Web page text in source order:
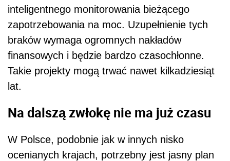
inteligentnego monitorowania bieżącego
zapotrzebowania na moc. Uzupełnienie tych
braków wymaga ogromnych nakładów
finansowych i będzie bardzo czasochłonne.
Takie projekty mogą trwać nawet kilkadziesiąt
lat.
Na dalszą zwłokę nie ma już czasu
W Polsce, podobnie jak w innych nisko
ocenianych krajach, potrzebny jest jasny plan